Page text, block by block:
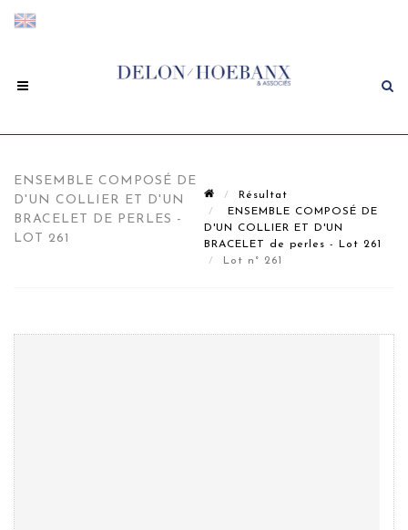
ENSEMBLE COMPOSÉ DE
D'UN COLLIER ET D'UN
BRACELET DE PERLES -
LOT 261
Résultat
ENSEMBLE COMPOSÉ DE
D'UN COLLIER ET D'UN
BRACELET de perles - Lot 261
Lot n° 261